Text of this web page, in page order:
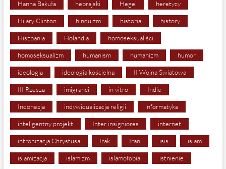
Hanna Bakuła hebrajski Hegel heretycy
Hilary Clinton hinduizm historia history
Hiszpania Holandia homoseksualiści
homoseksualizm humanism humanizm humor
ideologia ideologia kościelna II Wojna Światowa
III Rzesza imigranci in vitro Indie
Indonezja indywidualizacja religii informatyka
inteligentny projekt Inter insigniores internet
intronizacja Chrystusa Irak Iran isis islam
islamizacja islamizm islamofobia istnienie